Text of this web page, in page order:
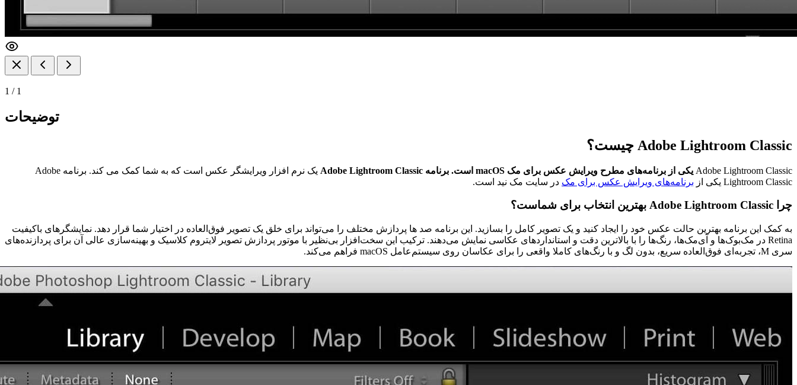
1 / 1
توضیحات
Adobe Lightroom Classic چیست؟
Adobe Lightroom Classic یکی از برنامه‌های مطرح ویرایش عکس برای مک macOS است. برنامه Adobe Lightroom Classic
یک نرم افزار ویرایشگر عکس است که به شما کمک می کند. برنامه Adobe
Lightroom Classic یکی از
برنامه‌های ویرایش عکس برای مک در سایت مک نید است.
چرا Adobe Lightroom Classic بهترین انتخاب برای شماست؟
به کمک این برنامه بهترین حالت عکس خود را ایجاد کنید و یک تصویر کامل را بسازید. این برنامه صد ها پردازش مختلف را می‌تواند برای خلق یک تصویر فوق‌العاده در اختیار شما قرار دهد. نمایشگرهای باکیفیت
Retina در مک‌بوک‌ها و آی‌مک‌ها، رنگ‌ها را با بالاترین دقت و استانداردهای عکاسی نمایش می‌دهند. ترکیب این سخت‌افزار بی‌نظیر با موتور پردازش تصویر لایتروم کلاسیک و بهینه‌سازی عالی آن برای پردازنده‌های
سری M، تجربه‌ای فوق‌العاده سریع، بدون لگ و با رنگ‌های کاملا واقعی را برای عکاسان روی سیستم‌عامل macOS فراهم می‌کند.